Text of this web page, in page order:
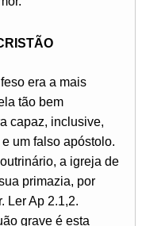
era a mais
tão bem
capaz, inclusive,
um falso apóstolo.
a igreja de
primazia, por
Ler Ap 2.1,2.
grave é esta